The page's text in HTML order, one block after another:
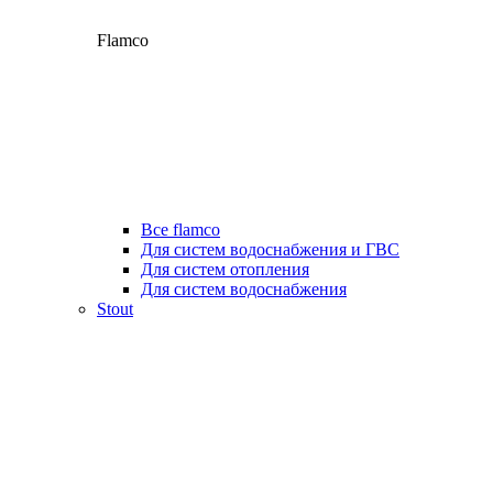
Flamco
Все flamco
Для систем водоснабжения и ГВС
Для систем отопления
Для систем водоснабжения
Stout